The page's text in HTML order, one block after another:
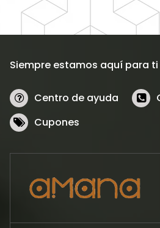
Siempre estamos aquí para ti
Centro de ayuda
Cupones